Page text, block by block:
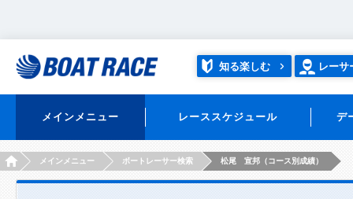
知る楽しむ レーサ
メインメニュー レーススケジュール デ
HOMEメインメニュー ボートレーサー検索 松尾 宣邦（コース別成績）